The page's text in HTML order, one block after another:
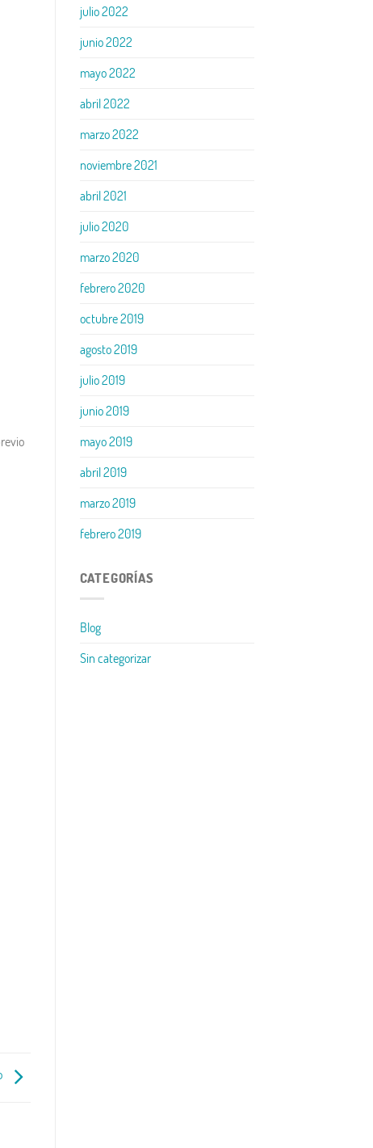
julio 2022
junio 2022
mayo 2022
abril 2022
marzo 2022
noviembre 2021
abril 2021
julio 2020
marzo 2020
febrero 2020
octubre 2019
agosto 2019
julio 2019
junio 2019
mayo 2019
abril 2019
marzo 2019
febrero 2019
CATEGORÍAS
Blog
Sin categorizar